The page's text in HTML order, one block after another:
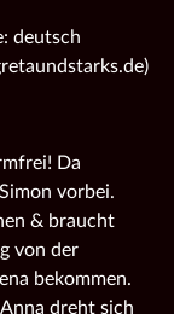
deutsch
Da
vorbei.
& braucht
von der
bekommen.
dreht sich